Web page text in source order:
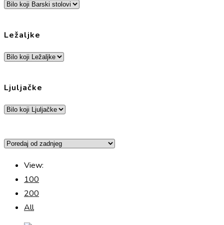
Ležaljke
Ljuljačke
View:
100
200
All